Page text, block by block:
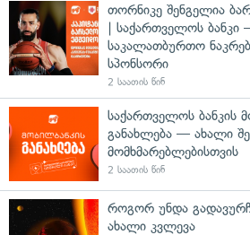
თორნიკე შენგელია
| საქართველოს
საკალათბურთო
სპონსორი
2 საათის წინ
საქართველოს ბანკის
განახლება — ახალი
მომხმარებლებისთვის
2 საათის წინ
როგორ უნდა
ახალი კვლევა